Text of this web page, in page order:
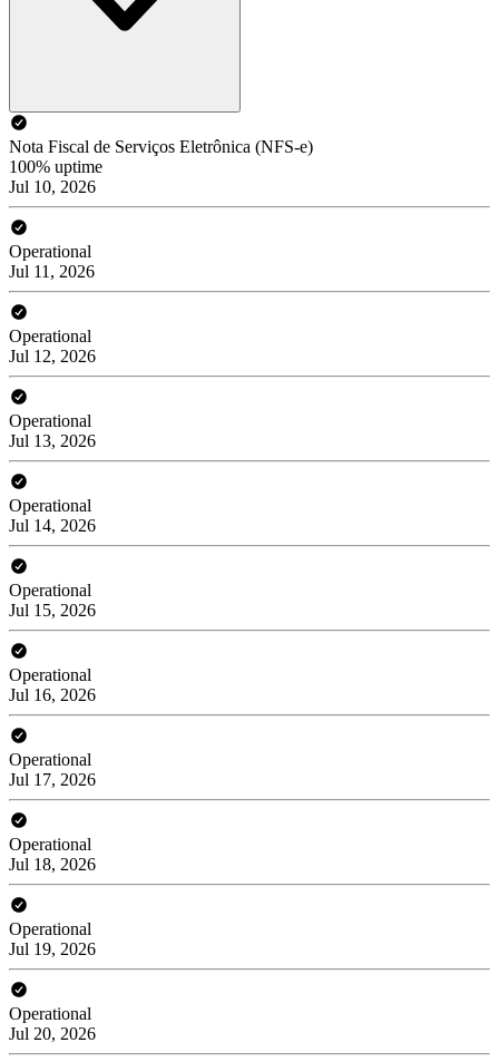
Nota Fiscal de Serviços Eletrônica (NFS-e)
100% uptime
Jul 10, 2026
Operational
Jul 11, 2026
Operational
Jul 12, 2026
Operational
Jul 13, 2026
Operational
Jul 14, 2026
Operational
Jul 15, 2026
Operational
Jul 16, 2026
Operational
Jul 17, 2026
Operational
Jul 18, 2026
Operational
Jul 19, 2026
Operational
Jul 20, 2026